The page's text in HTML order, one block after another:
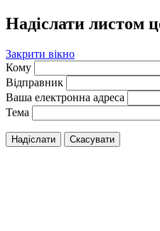
Надіслати листом
Закрити вікно
Кому
Відправник
Ваша електронна адреса
Тема
Надіслати Скасувати